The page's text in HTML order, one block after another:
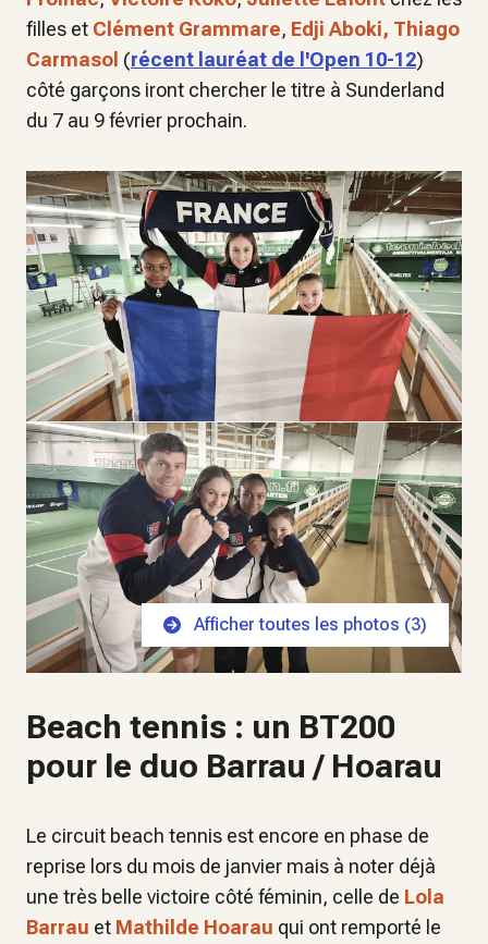
filles et Clément Grammare, Edji Aboki, Thiago
Carmasol (récent lauréat de l'Open 10-12)
côté garçons iront chercher le titre à Sunderland
du 7 au 9 février prochain.
Afficher toutes les photos (3)
Beach tennis : un BT200
pour le duo Barrau / Hoarau
Le circuit beach tennis est encore en phase de
reprise lors du mois de janvier mais à noter déjà
une très belle victoire côté féminin, celle de Lola
Barrau et Mathilde Hoarau qui ont remporté le